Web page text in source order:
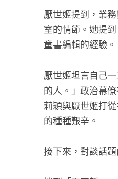
厭世姬提到，業
室的情節。她提
童書編輯的經驗。
厭世姬坦言自己
的人。」政治幕
莉穎與厭世姬打
的種種艱辛。
接下來，對談話